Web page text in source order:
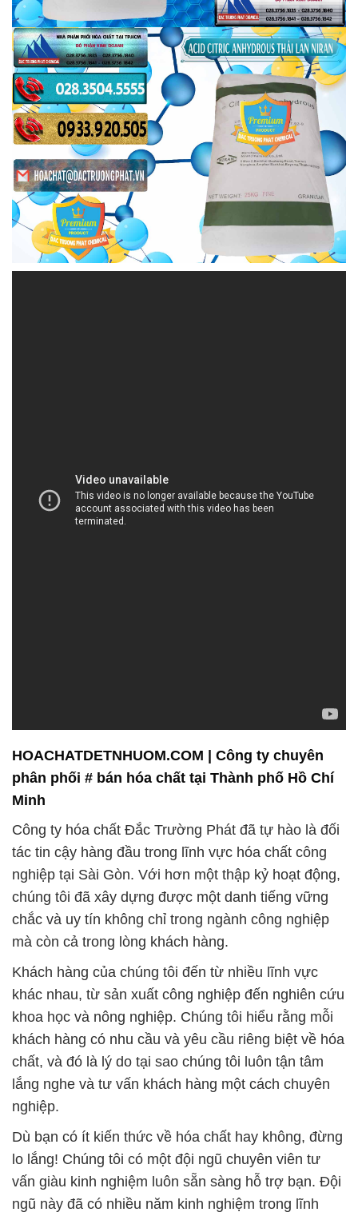
HOACHATDETNHUOM.COM | Công ty chuyên
phân phối # bán hóa chất tại Thành phố Hồ Chí
Minh
Công ty hóa chất Đắc Trường Phát đã tự hào là đối
tác tin cậy hàng đầu trong lĩnh vực hóa chất công
nghiệp tại Sài Gòn. Với hơn một thập kỷ hoạt động,
chúng tôi đã xây dựng được một danh tiếng vững
chắc và uy tín không chỉ trong ngành công nghiệp
mà còn cả trong lòng khách hàng.
Khách hàng của chúng tôi đến từ nhiều lĩnh vực
khác nhau, từ sản xuất công nghiệp đến nghiên cứu
khoa học và nông nghiệp. Chúng tôi hiểu rằng mỗi
khách hàng có nhu cầu và yêu cầu riêng biệt về hóa
chất, và đó là lý do tại sao chúng tôi luôn tận tâm
lắng nghe và tư vấn khách hàng một cách chuyên
nghiệp.
Dù bạn có ít kiến thức về hóa chất hay không, đừng
lo lắng! Chúng tôi có một đội ngũ chuyên viên tư
vấn giàu kinh nghiệm luôn sẵn sàng hỗ trợ bạn. Đội
ngũ này đã có nhiều năm kinh nghiệm trong lĩnh